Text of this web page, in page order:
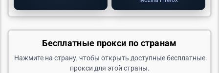
Бесплатные прокси по странам
Нажмите на страну, чтобы открыть доступные бесплатные
прокси для этой страны.